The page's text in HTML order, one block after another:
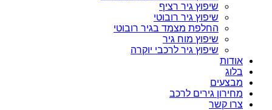
שיפוץ גיר רציף
שיפוץ גיר רובוטי
החלפת מצמד בגיר רובוטי
שיפוץ מוח גיר
שיפוץ גיר לרכבי יוקרה
אודות
בלוג
מבצעים
מחירון גירים לרכב
צרו קשר